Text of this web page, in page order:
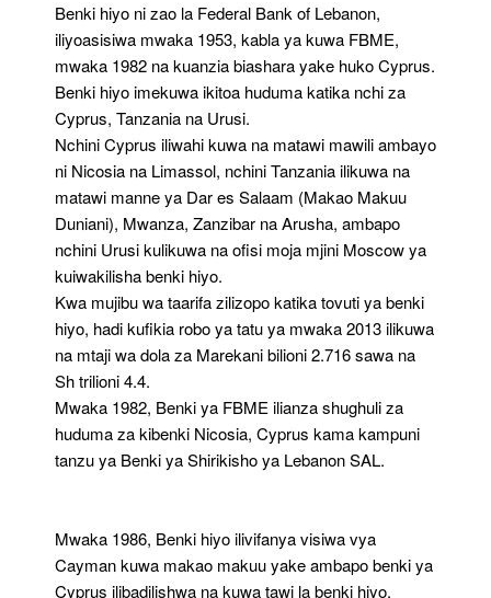
Benki hiyo ni zao la Federal Bank of Lebanon,
iliyoasisiwa mwaka 1953, kabla ya kuwa FBME,
mwaka 1982 na kuanzia biashara yake huko Cyprus.
Benki hiyo imekuwa ikitoa huduma katika nchi za
Cyprus, Tanzania na Urusi.
Nchini Cyprus iliwahi kuwa na matawi mawili ambayo
ni Nicosia na Limassol, nchini Tanzania ilikuwa na
matawi manne ya Dar es Salaam (Makao Makuu
Duniani), Mwanza, Zanzibar na Arusha, ambapo
nchini Urusi kulikuwa na ofisi moja mjini Moscow ya
kuiwakilisha benki hiyo.
Kwa mujibu wa taarifa zilizopo katika tovuti ya benki
hiyo, hadi kufikia robo ya tatu ya mwaka 2013 ilikuwa
na mtaji wa dola za Marekani bilioni 2.716 sawa na
Sh trilioni 4.4.
Mwaka 1982, Benki ya FBME ilianza shughuli za
huduma za kibenki Nicosia, Cyprus kama kampuni
tanzu ya Benki ya Shirikisho ya Lebanon SAL.
Mwaka 1986, Benki hiyo ilivifanya visiwa vya
Cayman kuwa makao makuu yake ambapo benki ya
Cyprus ilibadilishwa na kuwa tawi la benki hiyo.